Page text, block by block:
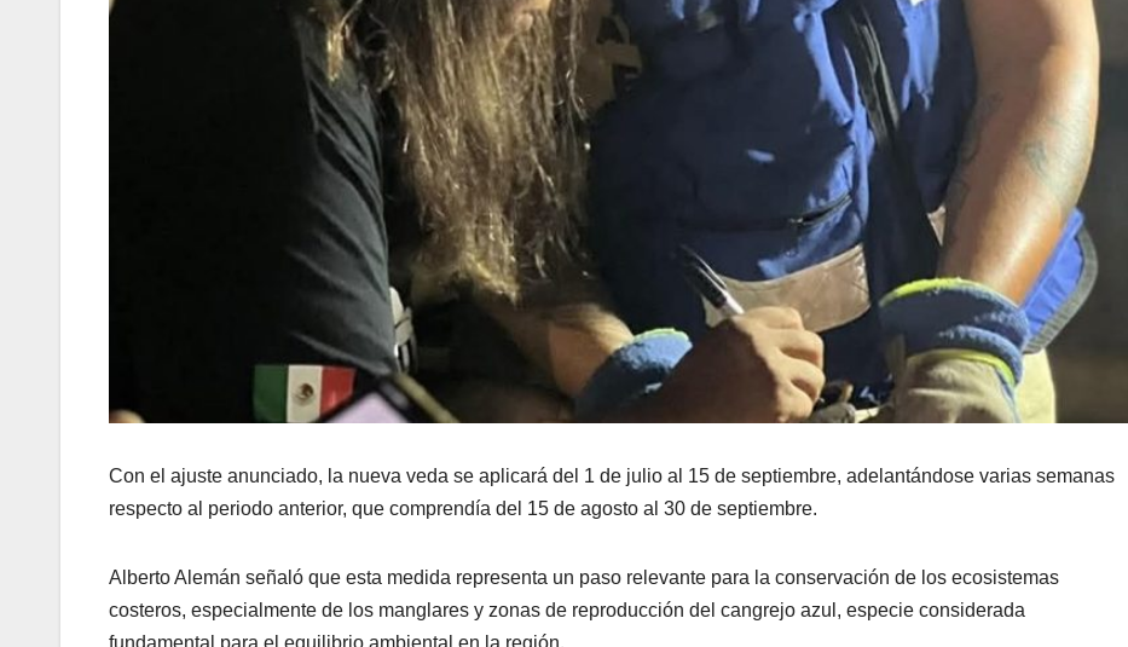
Con el ajuste anunciado, la nueva veda se aplicará del 1 de julio al 15 de septiembre, adelantándose varias semanas
respecto al periodo anterior, que comprendía del 15 de agosto al 30 de septiembre.
Alberto Alemán señaló que esta medida representa un paso relevante para la conservación de los ecosistemas
costeros, especialmente de los manglares y zonas de reproducción del cangrejo azul, especie considerada
fundamental para el equilibrio ambiental en la región.